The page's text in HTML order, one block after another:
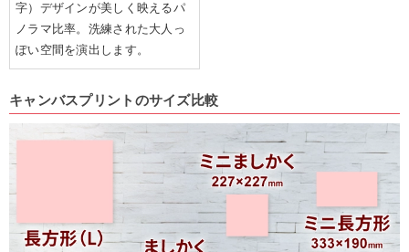
字）デザインが美しく映えるパ
ノラマ比率。洗練された大人っ
ぽい空間を演出します。
キャンバスプリントのサイズ比較